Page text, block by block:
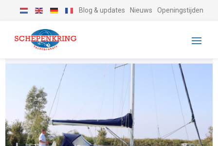
Blog & updates Nieuws Openingstijden